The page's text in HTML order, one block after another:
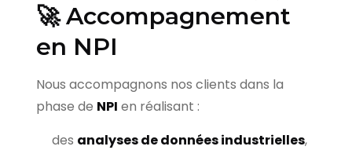
🚀 Accompagnement
en NPI
Nous accompagnons nos clients dans la
phase de NPI en réalisant :
des analyses de données industrielles,